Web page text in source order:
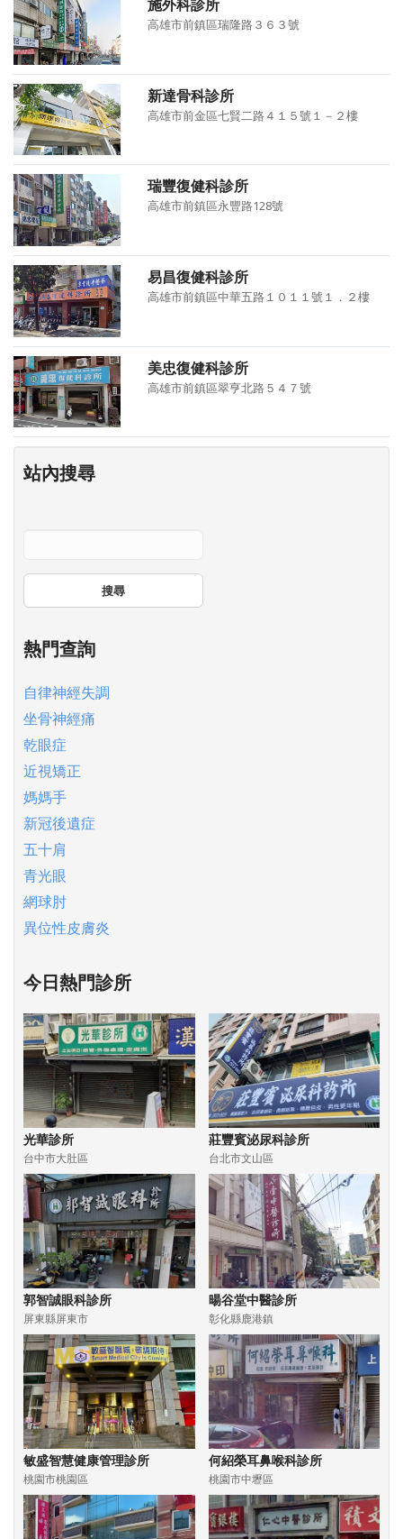
施外科診所
高雄市前鎮區瑞隆路３６３號
新達骨科診所
高雄市前金區七賢二路４１５號１－２樓
瑞豐復健科診所
高雄市前鎮區永豐路128號
易昌復健科診所
高雄市前鎮區中華五路１０１１號１．２樓
美忠復健科診所
高雄市前鎮區翠亨北路５４７號
站內搜尋
搜尋
熱門查詢
自律神經失調
坐骨神經痛
乾眼症
近視矯正
媽媽手
新冠後遺症
五十肩
青光眼
網球肘
異位性皮膚炎
今日熱門診所
光華診所
台中市大肚區
莊豐賓泌尿科診所
台北市文山區
郭智誠眼科診所
屏東縣屏東市
暘谷堂中醫診所
彰化縣鹿港鎮
敏盛智慧健康管理診所
桃園市桃園區
何紹榮耳鼻喉科診所
桃園市中壢區